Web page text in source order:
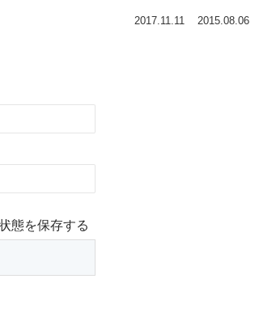
2017.11.11 2015.08.06
態を保存する